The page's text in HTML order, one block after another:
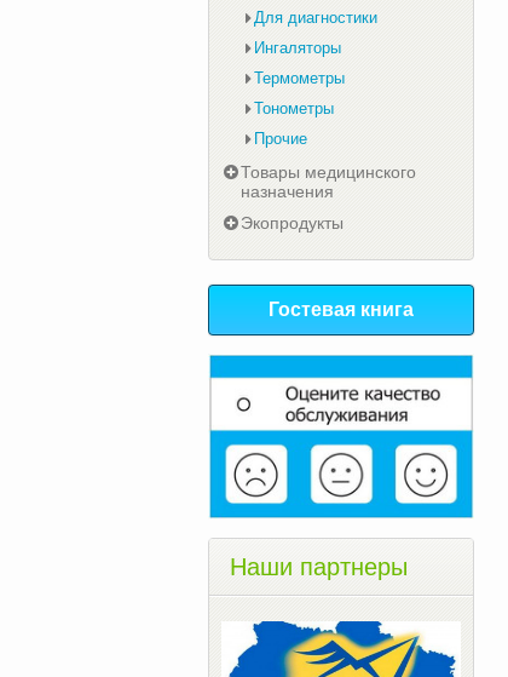
Для диагностики
Ингаляторы
Термометры
Тонометры
Прочие
Товары медицинского
назначения
Экопродукты
Гостевая книга
Наши партнеры